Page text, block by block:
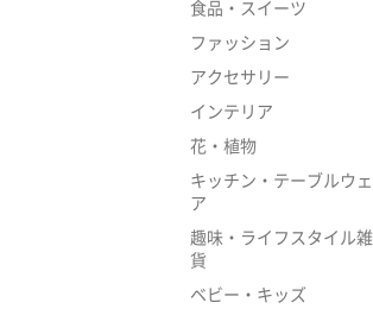
食品・スイーツ
ファッション
アクセサリー
インテリア
花・植物
キッチン・テーブルウェ
ア
趣味・ライフスタイル雑
貨
ベビー・キッズ